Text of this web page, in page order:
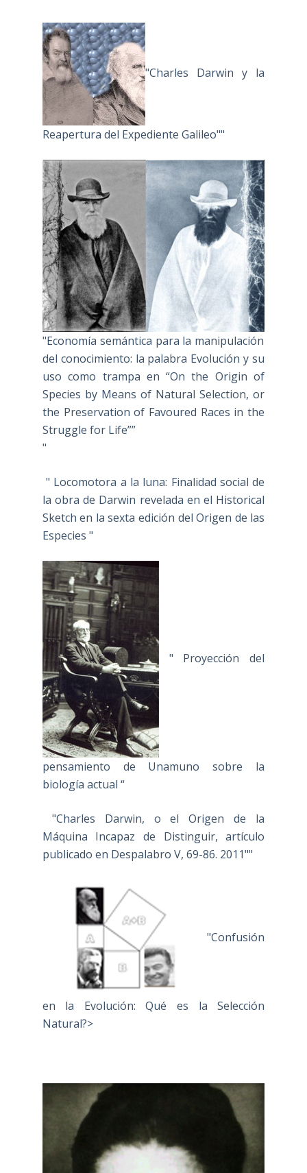
"Charles Darwin y la
Reapertura del Expediente Galileo""
"Economía semántica para la manipulación
del conocimiento: la palabra Evolución y su
uso como trampa en “On the Origin of
Species by Means of Natural Selection, or
the Preservation of Favoured Races in the
Struggle for Life””
"
" Locomotora a la luna: Finalidad social de
la obra de Darwin revelada en el Historical
Sketch en la sexta edición del Origen de las
Especies "
" Proyección del
pensamiento de Unamuno sobre la
biología actual “
"Charles Darwin, o el Origen de la
Máquina Incapaz de Distinguir, artículo
publicado en Despalabro V, 69-86. 2011""
"Confusión
en la Evolución: Qué es la Selección
Natural?>